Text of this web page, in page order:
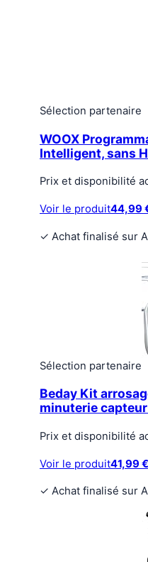
Sélection partenaire
WOOX
Intelligent, sans
Prix et disponibilité
Voir le produit44,99
✓ Achat finalisé sur
Sélection partenaire
Beday Kit
minuterie
Prix et disponibilité
Voir le produit41,99 €
✓ Achat finalisé sur